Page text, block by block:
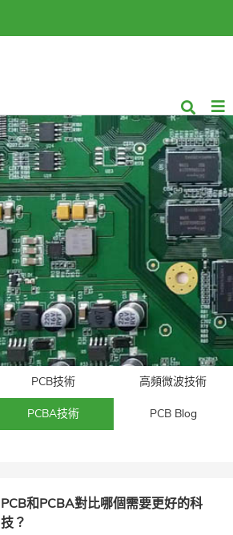
PCB技術 高頻微波技術
PCBA技術 PCB Blog
PCB和PCBA對比哪個需要更好的科
技？